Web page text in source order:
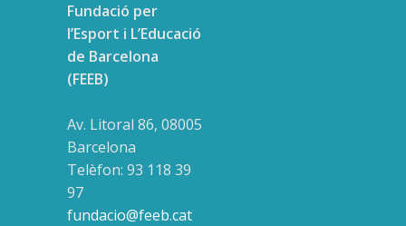
Fundació per
l’Esport i L’Educació
de Barcelona
(FEEB)
Av. Litoral 86, 08005
Barcelona
Telèfon: 93 118 39
97
fundacio@feeb.cat